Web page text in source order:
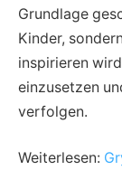
Grundlage
Kinder,
inspirieren
einzusetzen
verfolgen.
Weiterlesen: